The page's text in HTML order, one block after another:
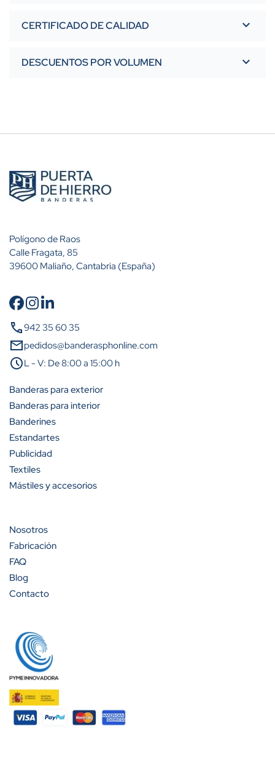
CERTIFICADO DE CALIDAD
DESCUENTOS POR VOLUMEN
Polígono de Raos
Calle Fragata, 85
39600 Maliaño, Cantabria (España)
call942 35 60 35
mailpedidos@banderasphonline.com
scheduleL - V: De 8:00 a 15:00 h
Banderas para exterior
Banderas para interior
Banderines
Estandartes
Publicidad
Textiles
Mástiles y accesorios
Nosotros
Fabricación
FAQ
Blog
Contacto